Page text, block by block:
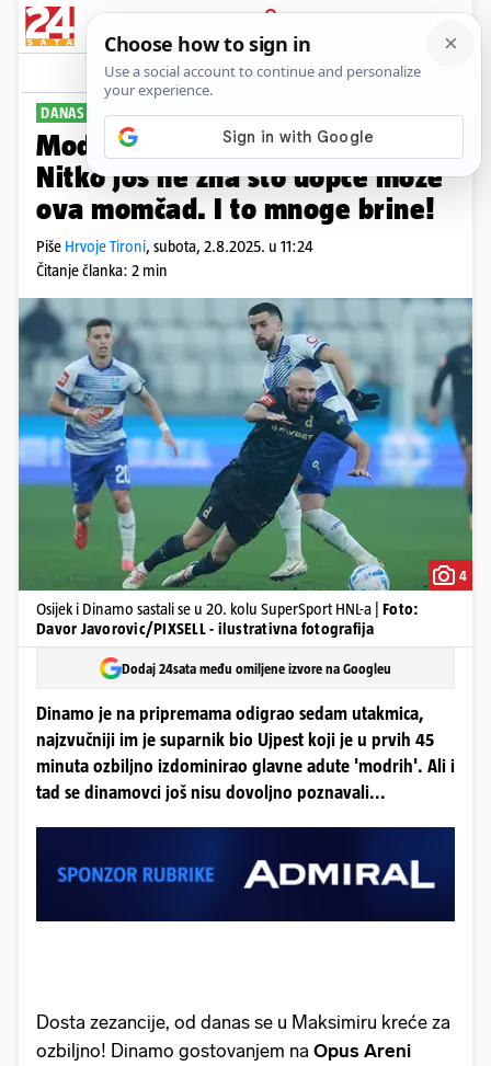
PRIJAVA
Sport Komentari
DANAS U OSIJEKU
Modri kreću po novi naslov:
Nitko još ne zna što uopće može
ova momčad. I to mnoge brine!
Piše Hrvoje Tironi, subota, 2.8.2025. u 11:24
Čitanje članka: 2 min
4
Osijek i Dinamo sastali se u 20. kolu SuperSport HNL-a | Foto:
Davor Javorovic/PIXSELL - ilustrativna fotografija
Dodaj 24sata među omiljene izvore na Googleu
Dinamo je na pripremama odigrao sedam utakmica,
najzvučniji im je suparnik bio Ujpest koji je u prvih 45
minuta ozbiljno izdominirao glavne adute 'modrih'. Ali i
tad se dinamovci još nisu dovoljno poznavali...
Dosta zezancije, od danas se u Maksimiru kreće za
ozbiljno! Dinamo gostovanjem na Opus Areni